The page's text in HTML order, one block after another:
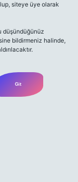
siteye üye olarak
düşündüğünüz
bildirmeniz halinde,